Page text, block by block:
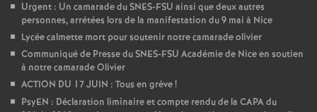
Urgent : Un camarade du SNES-FSU ainsi que deux autres
personnes, arrétées lors de la manifestation du 9 mai à Nice
Lycée calmette mort pour soutenir notre camarade olivier
Communiqué de Presse du SNES-FSU Académie de Nice en soutien
à notre camarade Olivier
ACTION DU 17 JUIN : Tous en grève!
PsyEN : Déclaration liminaire et compte rendu de la CAPA du